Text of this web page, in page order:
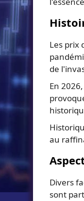
Les prix
de
En
au
Divers
sont